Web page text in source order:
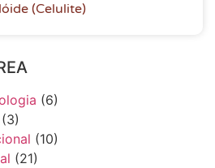
(Celulite)
(6)
(3)
(10)
(21)